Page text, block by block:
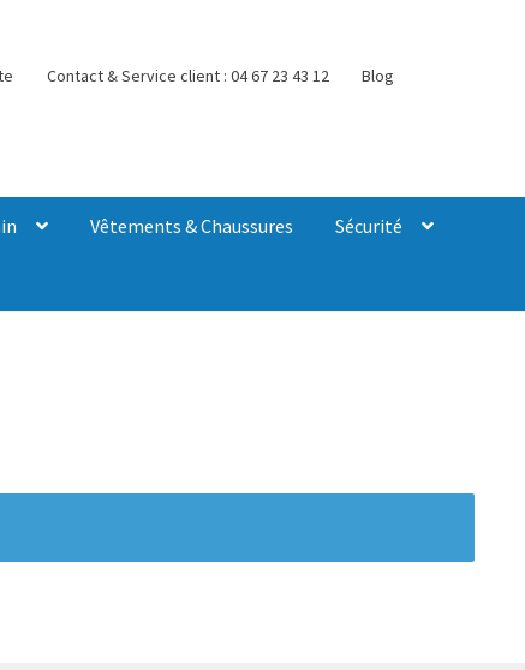
Contact & Service client : 04 67 23 43 12 Blog
Vêtements & Chaussures Sécurité